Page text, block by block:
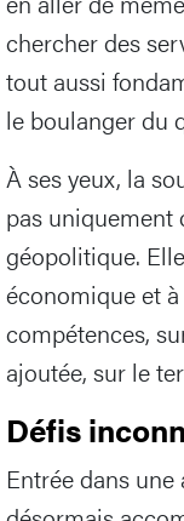
chercher des
tout aussi
le boulanger du
À ses yeux, la
pas uniquement
géopolitique.
économique et
compétences,
ajoutée, sur le
Défis
Entrée dans